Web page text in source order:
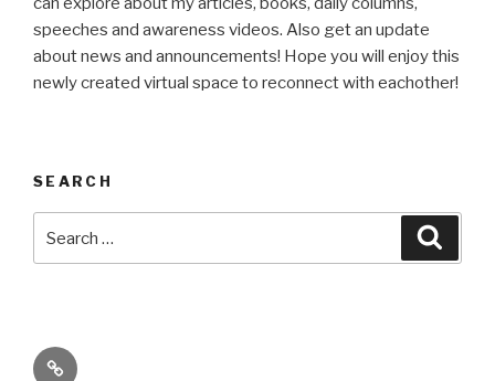
speeches and awareness videos. Also get an update
about news and announcements! Hope you will enjoy this
newly created virtual space to reconnect with eachother!
SEARCH
for:
Its